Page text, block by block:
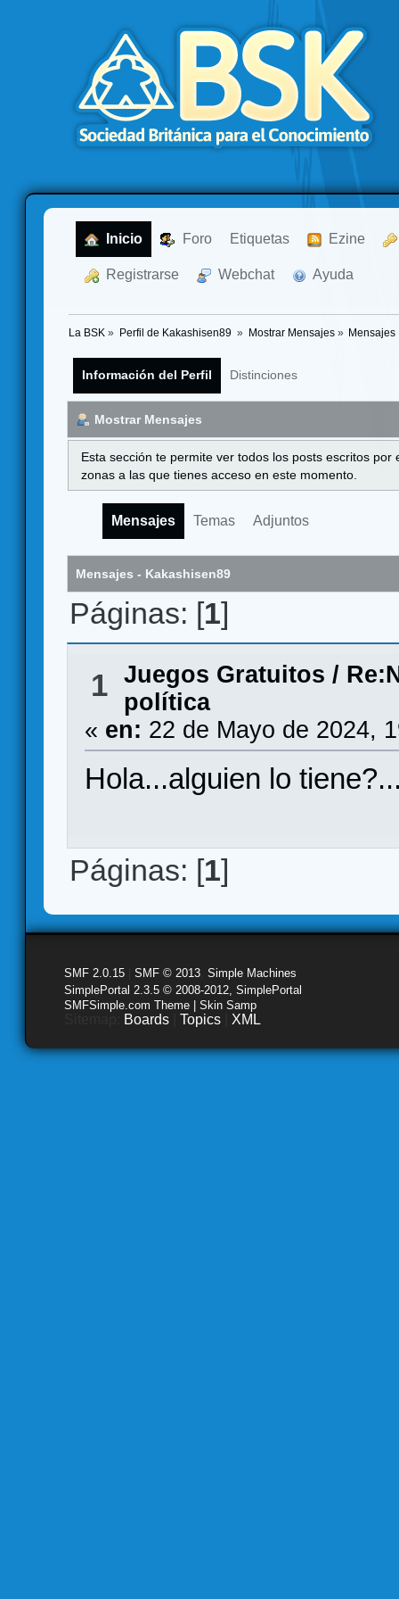
Inicio Foro Etiquetas Ezine
Registrarse Webchat Ayuda
La BSK » Perfil de Kakashisen89 » Mostrar Mensajes» Mensajes
Información del Perfil Distinciones
Mostrar Mensajes
Esta sección te permite ver todos los posts escritos
zonas a las que tienes acceso en este momento.
Mensajes Temas Adjuntos
Mensajes - Kakashisen89
Páginas: [1]
1 Juegos Gratuitos /
política
« en: 22 de Mayo de 2024,
Hola...alguien lo
Páginas: [1]
SMF 2.0.15 SMF © 2013 Simple Machines
SimplePortal 2.3.5 © 2008-2012, SimplePortal
SMFSimple.com Theme | Skin Samp
Boards Topics XML